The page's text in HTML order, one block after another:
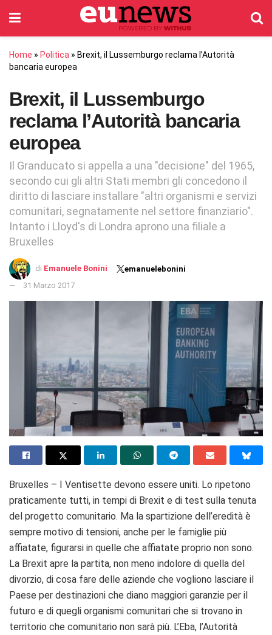
Home » Politica » Brexit, il Lussemburgo reclama l’Autorità
bancaria europea
Brexit, il Lussemburgo
reclama l’Autorità bancaria
europea
Il Granducato si appella a una "decisione" del 1965,
secondo cui gli altri Stati membri gli concedono il
diritto di lasciare installare "altri organismi e servizi
comunitari, segnatamente nel settore finanziario".
Intanto i Lloyd's di Londra aprono una filiale a
Bruxelles
di Emanuele Bonini
emanuelebonini
31 Marzo 2017
Bruxelles – I Ventisette devono essere uniti. Lo ripetono
praticamente tutti, in tempi di Brexit e di test sulla tenuta
del progetto comunitario. Ma la spartizione dell’eredità è
sempre motivo di tensioni, anche per le famiglie più
affiatate, figurarsi in quelle che affiatate proprio non sono.
La Brexit apre la partita, non meno indolore di quella del
divorzio, di cosa fare delle aziende che vogliono lasciare il
Paese per destinazioni che diano maggiori garanzie per il
futuro e di quegli organismi comunitari che si trovano in
territorio che comunitario non sarà più. L’Eba, l’Autorità